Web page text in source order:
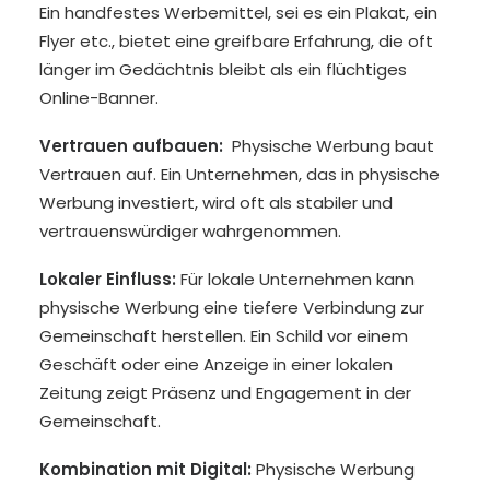
Ein handfestes Werbemittel, sei es ein Plakat, ein
Flyer etc., bietet eine greifbare Erfahrung, die oft
länger im Gedächtnis bleibt als ein flüchtiges
Online-Banner.
Vertrauen aufbauen: Physische Werbung baut
Vertrauen auf. Ein Unternehmen, das in physische
Werbung investiert, wird oft als stabiler und
vertrauenswürdiger wahrgenommen.
Lokaler Einfluss: Für lokale Unternehmen kann
physische Werbung eine tiefere Verbindung zur
Gemeinschaft herstellen. Ein Schild vor einem
Geschäft oder eine Anzeige in einer lokalen
Zeitung zeigt Präsenz und Engagement in der
Gemeinschaft.
Kombination mit Digital: Physische Werbung